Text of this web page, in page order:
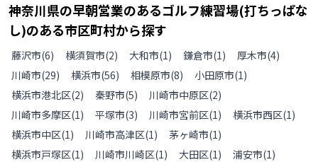
神奈川県の早朝営業のあるゴルフ練習場(打ちっぱな
し)のある市区町村から探す
藤沢市(6) 横須賀市(2) 大和市(1) 鎌倉市(1) 厚木市(4)
川崎市(29) 横浜市(56) 相模原市(8) 小田原市(1)
横浜市港北区(2) 秦野市(5) 川崎市中原区(2)
川崎市多摩区(1) 平塚市(3) 川崎市宮前区(1) 横浜市西区(1)
横浜市中区(1) 川崎市高津区(1) 茅ヶ崎市(1)
横浜市戸塚区(1) 川崎市川崎区(1) 大田区(1) 浦安市(1)